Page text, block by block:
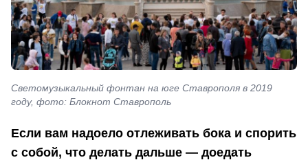
Светомузыкальный фонтан на юге Ставрополя в 2019
году, фото: Блокнот Ставрополь
Если вам надоело отлеживать бока и спорить
с собой, что делать дальше — доедать